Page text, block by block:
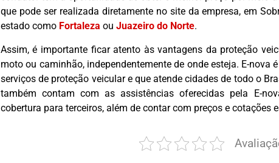
que pode ser realizada diretamente no site da empresa, em
estado como Fortaleza ou Juazeiro do Norte.
Assim, é importante ficar atento às vantagens da proteção
moto ou caminhão, independentemente de onde esteja. E-nova
serviços de proteção veicular e que atende cidades de todo o
também contam com as assistências oferecidas pela E-
cobertura para terceiros, além de contar com preços e cotações